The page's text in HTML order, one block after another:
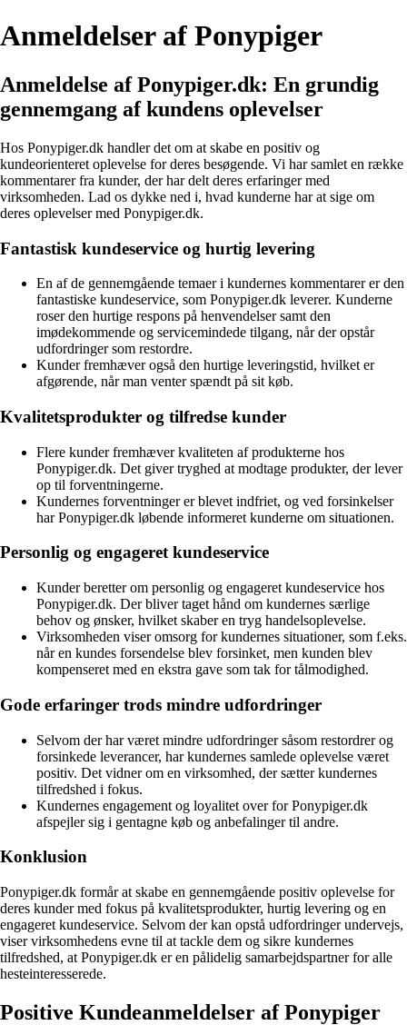
Anmeldelser af Ponypiger
Anmeldelse af Ponypiger.dk: En grundig
gennemgang af kundens oplevelser
Hos Ponypiger.dk handler det om at skabe en positiv og
kundeorienteret oplevelse for deres besøgende. Vi har samlet en række
kommentarer fra kunder, der har delt deres erfaringer med
virksomheden. Lad os dykke ned i, hvad kunderne har at sige om
deres oplevelser med Ponypiger.dk.
Fantastisk kundeservice og hurtig levering
En af de gennemgående temaer i kundernes kommentarer er den
fantastiske kundeservice, som Ponypiger.dk leverer. Kunderne
roser den hurtige respons på henvendelser samt den
imødekommende og servicemindede tilgang, når der opstår
udfordringer som restordre.
Kunder fremhæver også den hurtige leveringstid, hvilket er
afgørende, når man venter spændt på sit køb.
Kvalitetsprodukter og tilfredse kunder
Flere kunder fremhæver kvaliteten af produkterne hos
Ponypiger.dk. Det giver tryghed at modtage produkter, der lever
op til forventningerne.
Kundernes forventninger er blevet indfriet, og ved forsinkelser
har Ponypiger.dk løbende informeret kunderne om situationen.
Personlig og engageret kundeservice
Kunder beretter om personlig og engageret kundeservice hos
Ponypiger.dk. Der bliver taget hånd om kundernes særlige
behov og ønsker, hvilket skaber en tryg handelsoplevelse.
Virksomheden viser omsorg for kundernes situationer, som f.eks.
når en kundes forsendelse blev forsinket, men kunden blev
kompenseret med en ekstra gave som tak for tålmodighed.
Gode erfaringer trods mindre udfordringer
Selvom der har været mindre udfordringer såsom restordrer og
forsinkede leverancer, har kundernes samlede oplevelse været
positiv. Det vidner om en virksomhed, der sætter kundernes
tilfredshed i fokus.
Kundernes engagement og loyalitet over for Ponypiger.dk
afspejler sig i gentagne køb og anbefalinger til andre.
Konklusion
Ponypiger.dk formår at skabe en gennemgående positiv oplevelse for
deres kunder med fokus på kvalitetsprodukter, hurtig levering og en
engageret kundeservice. Selvom der kan opstå udfordringer undervejs,
viser virksomhedens evne til at tackle dem og sikre kundernes
tilfredshed, at Ponypiger.dk er en pålidelig samarbejdspartner for alle
hesteinteresserede.
Positive Kundeanmeldelser af Ponypiger